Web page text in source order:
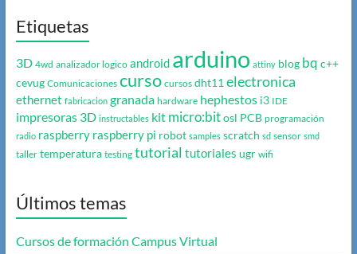
Etiquetas
3D 4wd analizador logico android arduino attiny blog bq c++
cevug Comunicaciones curso cursos dht11 electronica
ethernet fabricacion granada hardware hephestos i3 IDE
impresoras 3D instructables kit micro:bit osl PCB programación
radio raspberry raspberry pi robot samples scratch sd sensor smd
taller temperatura testing tutorial tutoriales ugr wifi
Últimos temas
Cursos de formación Campus Virtual